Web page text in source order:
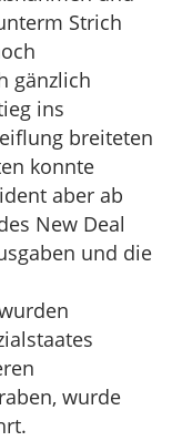
Strich
gänzlich
ins
breiteten
konnte
aber ab
New Deal
und die
wurde